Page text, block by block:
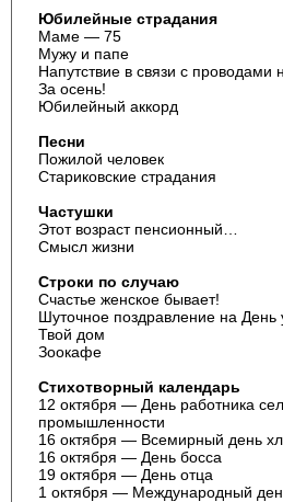
Юбилейные страдания
Маме — 75
Мужу и папе
Напутствие в связи с проводами
За осень!
Юбилейный аккорд
Песни
Пожилой человек
Стариковские страдания
Частушки
Этот возраст пенсионный…
Смысл жизни
Строки по случаю
Счастье женское бывает!
Шуточное поздравление на День
Твой дом
Зоокафе
Стихотворный календарь
12 октября — День работника
промышленности
16 октября — Всемирный день
16 октября — День босса
19 октября — День отца
1 октября — Международный